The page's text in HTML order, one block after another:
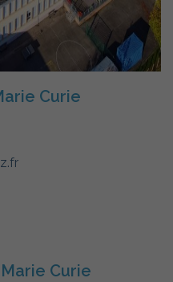
Curie
Curie